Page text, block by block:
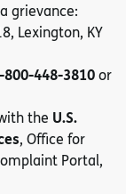
grievance:
Lexington, KY
800-448-3810or
the U.S.
, Office for
Portal,